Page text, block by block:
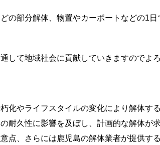
の部分解体、物置やカーポートなどの1
して地域社会に貢献していきますのでよ
化やライフスタイルの変化により解体す
耐久性に影響を及ぼし、計画的な解体が
、さらには鹿児島の解体業者が提供す